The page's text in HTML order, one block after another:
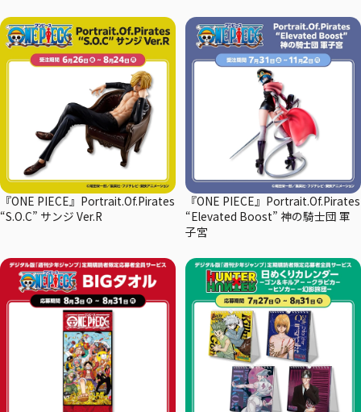
『ONE PIECE』Portrait.Of.Pirates
“S.O.C” サンジ Ver.R
『ONE PIECE』Portrait.Of.Pirates
“Elevated Boost” 神の騎士団 軍
子宮